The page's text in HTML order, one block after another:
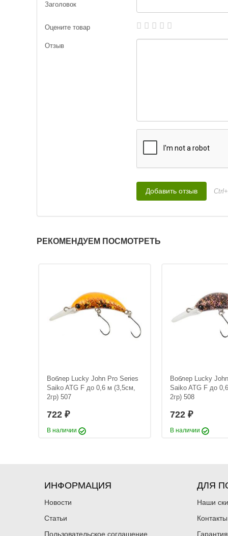
Заголовок
Оцените товар
Отзыв
РЕКОМЕНДУЕМ ПОСМОТРЕТЬ
Воблер Lucky John Pro Series
Saiko ATG F до 0,6 м (3,5см,
2гр) 507
722 ₽
В наличии
Воблер Lucky
Saiko ATG F до
2гр) 508
722 ₽
В наличии
ИНФОРМАЦИЯ
Новости
Статьи
Пользовательское соглашение
ДЛЯ
Наши